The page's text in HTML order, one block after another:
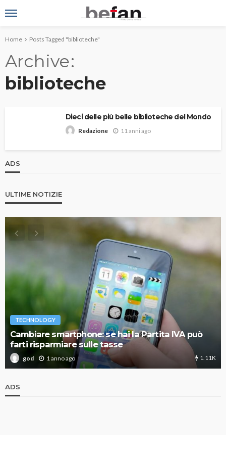
Home Posts Tagged "biblioteche"
Archive
biblioteche
Dieci delle più belle biblioteche del Mondo
Redazione 11 anni ago
ADS
ULTIME NOTIZIE
TECHNOLOGY
Cambiare smartphone: se hai la Partita IVA può
farti risparmiare sulle tasse
god 1 anno ago 1.11K
ADS